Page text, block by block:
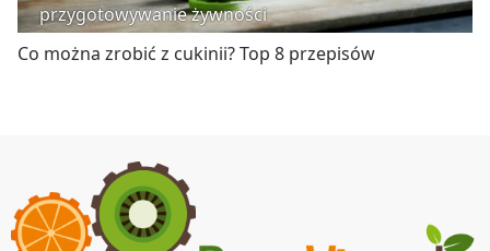
przygotowywanie żywności
Co można zrobić z cukinii? Top 8 przepisów